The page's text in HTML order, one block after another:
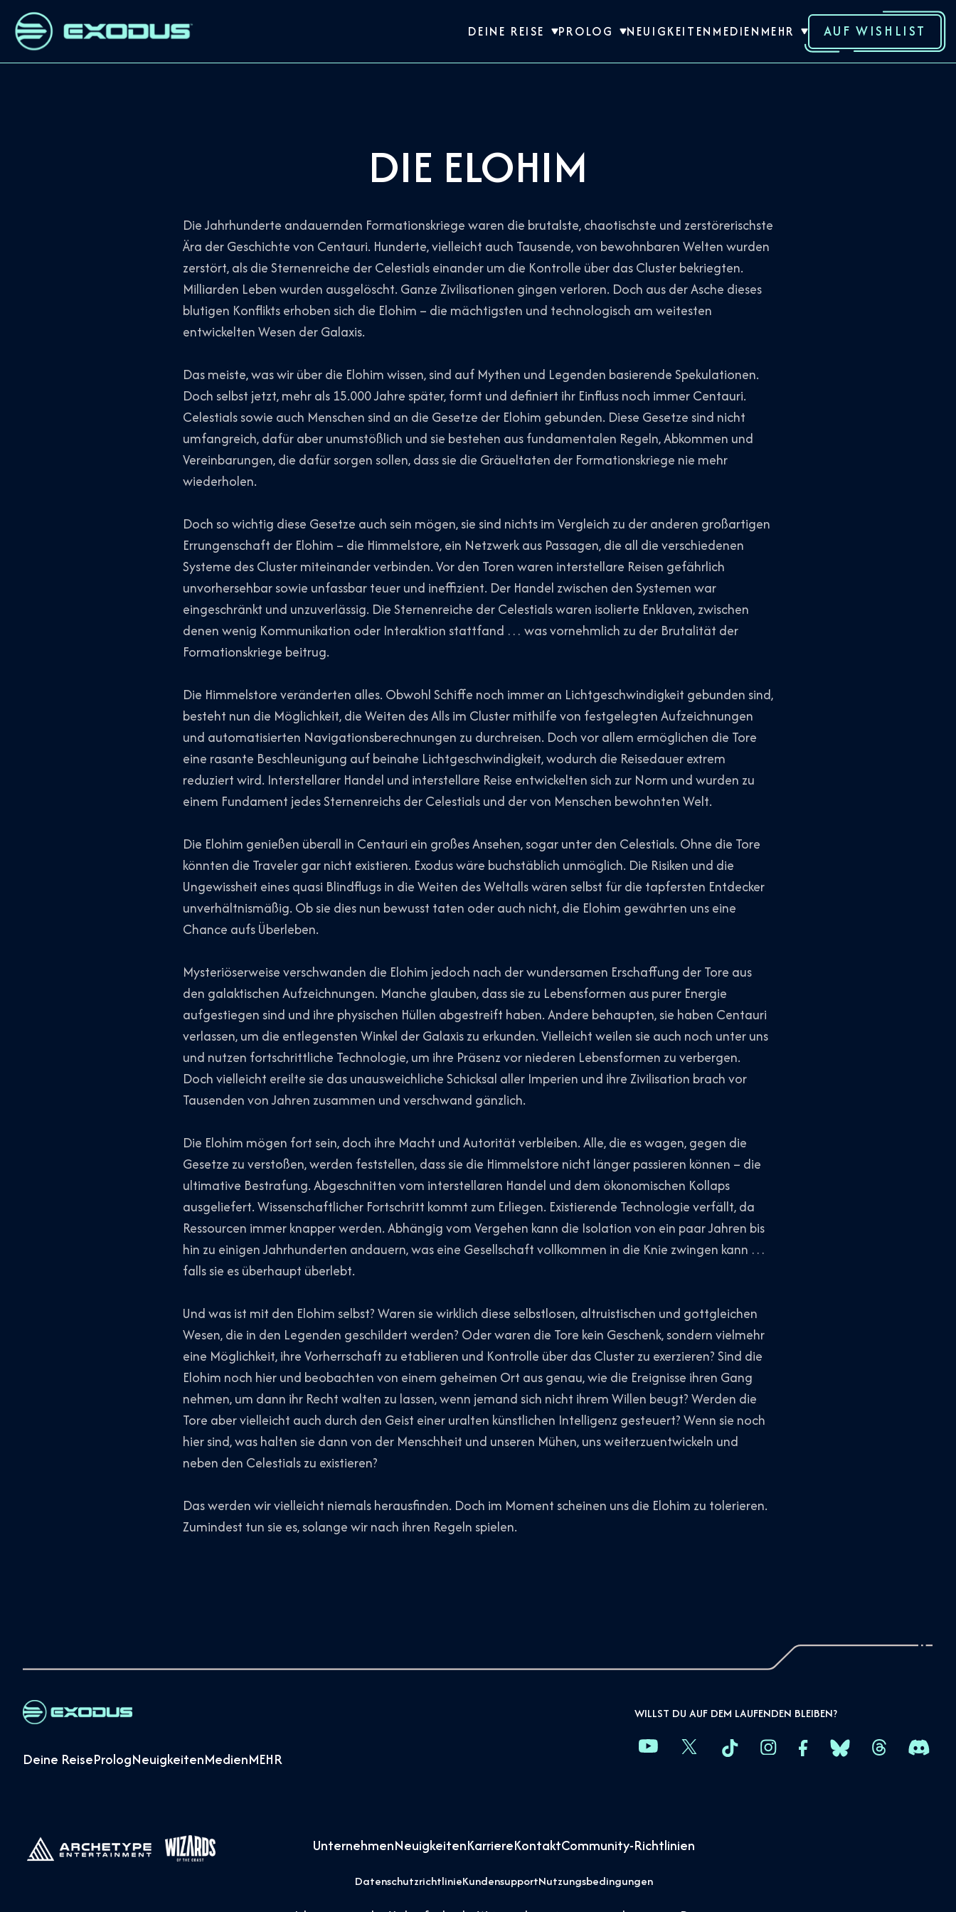
DEINE REISE PROLOG NEUIGKEITEN MEDIEN MEHR AUF WISHLIST
DIE ELOHIM
Die Jahrhunderte andauernden Formationskriege waren die brutalste, chaotischste und zerstörerischste
Ära der Geschichte von Centauri. Hunderte, vielleicht auch Tausende, von bewohnbaren Welten wurden
zerstört, als die Sternenreiche der Celestials einander um die Kontrolle über das Cluster bekriegten.
Milliarden Leben wurden ausgelöscht. Ganze Zivilisationen gingen verloren. Doch aus der Asche dieses
blutigen Konflikts erhoben sich die Elohim – die mächtigsten und technologisch am weitesten
entwickelten Wesen der Galaxis.
Das meiste, was wir über die Elohim wissen, sind auf Mythen und Legenden basierende Spekulationen.
Doch selbst jetzt, mehr als 15.000 Jahre später, formt und definiert ihr Einfluss noch immer Centauri.
Celestials sowie auch Menschen sind an die Gesetze der Elohim gebunden. Diese Gesetze sind nicht
umfangreich, dafür aber unumstößlich und sie bestehen aus fundamentalen Regeln, Abkommen und
Vereinbarungen, die dafür sorgen sollen, dass sie die Gräueltaten der Formationskriege nie mehr
wiederholen.
Doch so wichtig diese Gesetze auch sein mögen, sie sind nichts im Vergleich zu der anderen großartigen
Errungenschaft der Elohim – die Himmelstore, ein Netzwerk aus Passagen, die all die verschiedenen
Systeme des Cluster miteinander verbinden. Vor den Toren waren interstellare Reisen gefährlich
unvorhersehbar sowie unfassbar teuer und ineffizient. Der Handel zwischen den Systemen war
eingeschränkt und unzuverlässig. Die Sternenreiche der Celestials waren isolierte Enklaven, zwischen
denen wenig Kommunikation oder Interaktion stattfand … was vornehmlich zu der Brutalität der
Formationskriege beitrug.
Die Himmelstore veränderten alles. Obwohl Schiffe noch immer an Lichtgeschwindigkeit gebunden sind,
besteht nun die Möglichkeit, die Weiten des Alls im Cluster mithilfe von festgelegten Aufzeichnungen
und automatisierten Navigationsberechnungen zu durchreisen. Doch vor allem ermöglichen die Tore
eine rasante Beschleunigung auf beinahe Lichtgeschwindigkeit, wodurch die Reisedauer extrem
reduziert wird. Interstellarer Handel und interstellare Reise entwickelten sich zur Norm und wurden zu
einem Fundament jedes Sternenreichs der Celestials und der von Menschen bewohnten Welt.
Die Elohim genießen überall in Centauri ein großes Ansehen, sogar unter den Celestials. Ohne die Tore
könnten die Traveler gar nicht existieren. Exodus wäre buchstäblich unmöglich. Die Risiken und die
Ungewissheit eines quasi Blindflugs in die Weiten des Weltalls wären selbst für die tapfersten Entdecker
unverhältnismäßig. Ob sie dies nun bewusst taten oder auch nicht, die Elohim gewährten uns eine
Chance aufs Überleben.
Mysteriöserweise verschwanden die Elohim jedoch nach der wundersamen Erschaffung der Tore aus
den galaktischen Aufzeichnungen. Manche glauben, dass sie zu Lebensformen aus purer Energie
aufgestiegen sind und ihre physischen Hüllen abgestreift haben. Andere behaupten, sie haben Centauri
verlassen, um die entlegensten Winkel der Galaxis zu erkunden. Vielleicht weilen sie auch noch unter uns
und nutzen fortschrittliche Technologie, um ihre Präsenz vor niederen Lebensformen zu verbergen.
Doch vielleicht ereilte sie das unausweichliche Schicksal aller Imperien und ihre Zivilisation brach vor
Tausenden von Jahren zusammen und verschwand gänzlich.
Die Elohim mögen fort sein, doch ihre Macht und Autorität verbleiben. Alle, die es wagen, gegen die
Gesetze zu verstoßen, werden feststellen, dass sie die Himmelstore nicht länger passieren können – die
ultimative Bestrafung. Abgeschnitten vom interstellaren Handel und dem ökonomischen Kollaps
ausgeliefert. Wissenschaftlicher Fortschritt kommt zum Erliegen. Existierende Technologie verfällt, da
Ressourcen immer knapper werden. Abhängig vom Vergehen kann die Isolation von ein paar Jahren bis
hin zu einigen Jahrhunderten andauern, was eine Gesellschaft vollkommen in die Knie zwingen kann …
falls sie es überhaupt überlebt.
Und was ist mit den Elohim selbst? Waren sie wirklich diese selbstlosen, altruistischen und gottgleichen
Wesen, die in den Legenden geschildert werden? Oder waren die Tore kein Geschenk, sondern vielmehr
eine Möglichkeit, ihre Vorherrschaft zu etablieren und Kontrolle über das Cluster zu exerzieren? Sind die
Elohim noch hier und beobachten von einem geheimen Ort aus genau, wie die Ereignisse ihren Gang
nehmen, um dann ihr Recht walten zu lassen, wenn jemand sich nicht ihrem Willen beugt? Werden die
Tore aber vielleicht auch durch den Geist einer uralten künstlichen Intelligenz gesteuert? Wenn sie noch
hier sind, was halten sie dann von der Menschheit und unseren Mühen, uns weiterzuentwickeln und
neben den Celestials zu existieren?
Das werden wir vielleicht niemals herausfinden. Doch im Moment scheinen uns die Elohim zu tolerieren.
Zumindest tun sie es, solange wir nach ihren Regeln spielen.
Deine ReisePrologNeuigkeitenMedienMEHR
WILLST DU AUF DEM LAUFENDEN BLEIBEN?
UnternehmenNeuigkeitenKarriereKontaktCommunity-Richtlinien
DatenschutzrichtlinieKundensupportNutzungsbedingungen